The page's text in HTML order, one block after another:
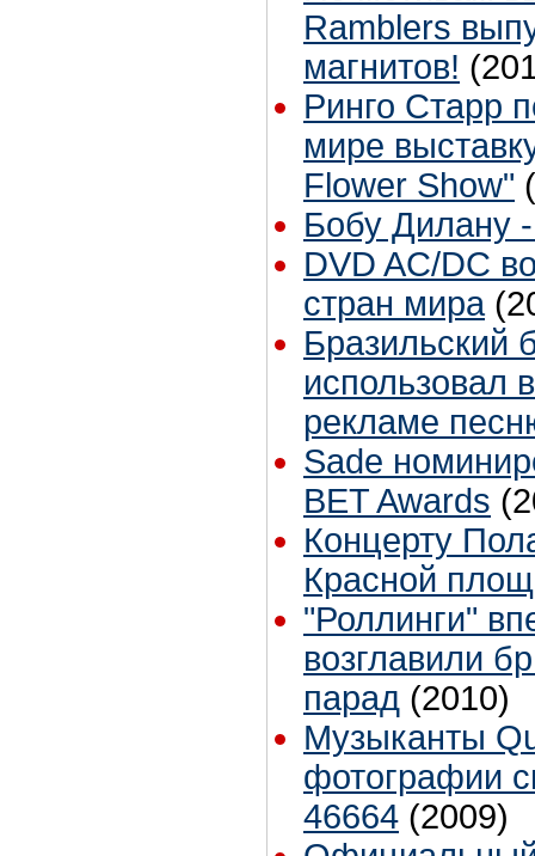
Ramblers
магнитов!
Ринго Старр
мире
Flower Show"
Бобу Дилану
DVD AC/DC
стран мира
Бразильский
использовал
рекламе
Sade
BET Awards
Концерту
Красной
"Роллинги"
возглавили
парад (2010)
Музыканты
фотографии
46664 (2009)